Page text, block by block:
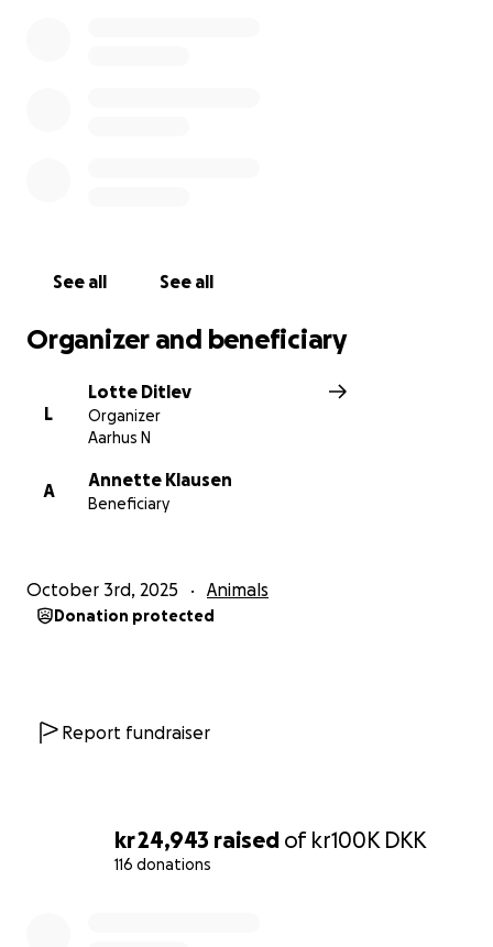
kr 24,943 raised of kr100K DKK
116 donations
See all See all
Organizer and beneficiary
L
Lotte Ditlev
Organizer
Aarhus N
A
Annette Klausen
Beneficiary
October 3rd, 2025 Animals
Donation protected
Report fundraiser